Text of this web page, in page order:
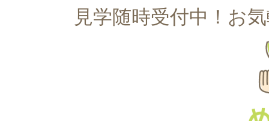
見学随時受付中！お